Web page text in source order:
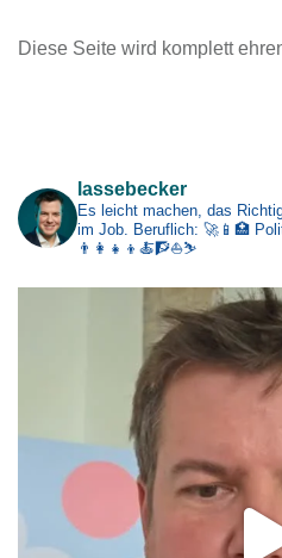
h
Diese Seite wird komplett
lassebecker
Es leicht machen, das
im Job. Beruflich: 🚀📱🏥
👨‍👩‍👧‍👦🍝🧗⛵⛷️